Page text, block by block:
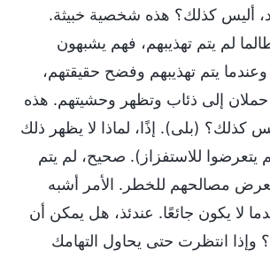
أليس كذلك؟ هذه شخصية خبيثة.
لم يتم تهذيبهم، فهم يشبهون
يتم تهذيبهم وفضح حقيقتهم،
إلى ذئاب وتظهر وحشيتهم. هذه
كذلك؟ (بلى). إذًا، لماذا لا يظهر ذلك
للاستفزاز). صحيح، لم يتم
مصالحهم للخطر. الأمر أشبه
لا يكون جائعًا. عندئذ، هل يمكن أن
وإذا انتظرت حتى يحاول التهامك